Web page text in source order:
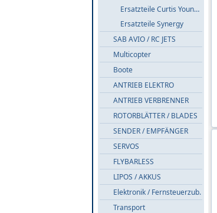
Ersatzteile Curtis Youngblood
Ersatzteile Synergy
SAB AVIO / RC JETS
Multicopter
Boote
ANTRIEB ELEKTRO
ANTRIEB VERBRENNER
ROTORBLÄTTER / BLADES
SENDER / EMPFÄNGER
SERVOS
FLYBARLESS
LIPOS / AKKUS
Elektronik / Fernsteuerzub.
Transport